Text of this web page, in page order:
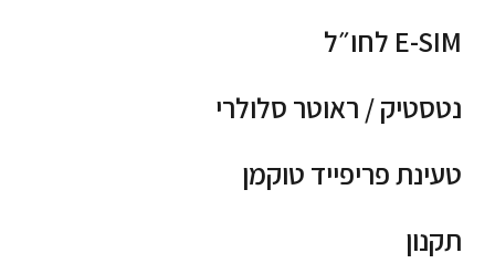
E-SIM לחו״ל
נטסטיק / ראוטר סלולרי
טעינת פריפייד טוקמן
תקנון